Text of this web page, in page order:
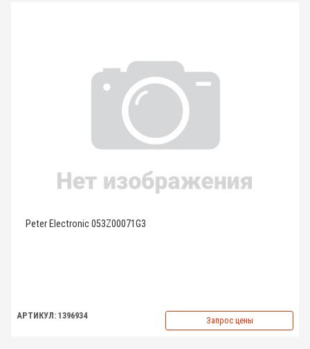
Peter Electronic 053Z00071G3
АРТИКУЛ: 1396934 Запрос цены